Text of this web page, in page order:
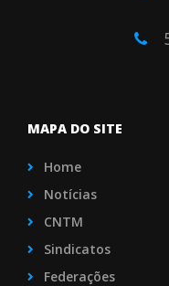
MAPA DO SITE
Home
Notícias
CNTM
Sindicatos
Federações